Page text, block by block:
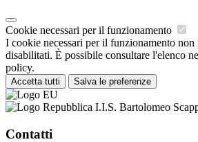
Cookie necessari per il funzionamento
I cookie necessari per il funzionamento non
disabilitati. È possibile consultare l'elenco
policy.
Accetta tutti Salva le preferenze
I.I.S. Bartolomeo
Contatti